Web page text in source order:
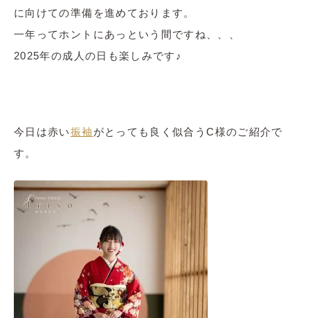
に向けての準備を進めております。
一年ってホントにあっという間ですね、、、
2025年の成人の日も楽しみです♪
今日は赤い振袖 がとっても良く似合うC様のご紹介で
す。